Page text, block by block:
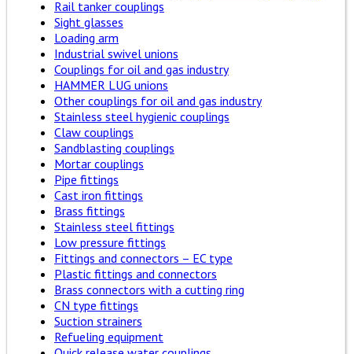
Rail tanker couplings
Sight glasses
Loading arm
Industrial swivel unions
Couplings for oil and gas industry
HAMMER LUG unions
Other couplings for oil and gas industry
Stainless steel hygienic couplings
Claw couplings
Sandblasting couplings
Mortar couplings
Pipe fittings
Cast iron fittings
Brass fittings
Stainless steel fittings
Low pressure fittings
Fittings and connectors – EC type
Plastic fittings and connectors
Brass connectors with a cutting ring
CN type fittings
Suction strainers
Refueling equipment